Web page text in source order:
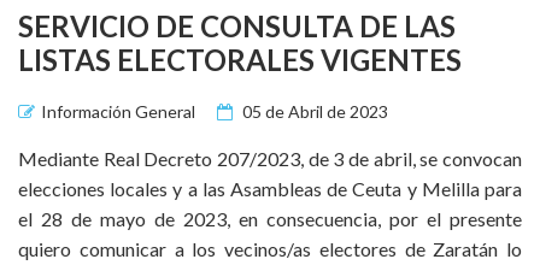
SERVICIO DE CONSULTA DE LAS
LISTAS ELECTORALES VIGENTES
Información General 05 de Abril de 2023
Mediante Real Decreto 207/2023, de 3 de abril, se convocan
elecciones locales y a las Asambleas de Ceuta y Melilla para
el 28 de mayo de 2023, en consecuencia, por el presente
quiero comunicar a los vecinos/as electores de Zaratán lo